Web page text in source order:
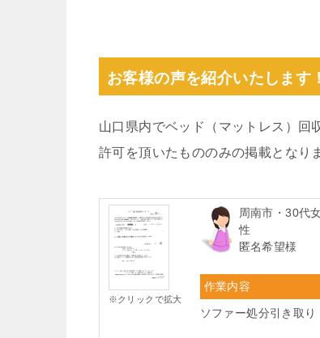
お客様の声を紹介いたします！
山口県内でベッド（マットレス）回
許可を頂いたもののみの掲載となり
※クリックで拡大
周南市・30代
性
匿名希望様
作業内容
ソファー処分引き取り